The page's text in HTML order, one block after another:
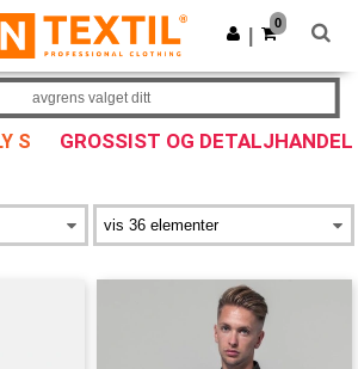
i appen!
Last ned app
0
S GROSSIST OG DETALJHANDEL
avgrens valget ditt